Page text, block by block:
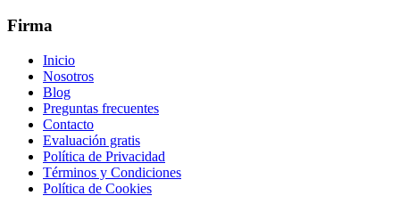
Firma
Inicio
Nosotros
Blog
Preguntas frecuentes
Contacto
Evaluación gratis
Política de Privacidad
Términos y Condiciones
Política de Cookies